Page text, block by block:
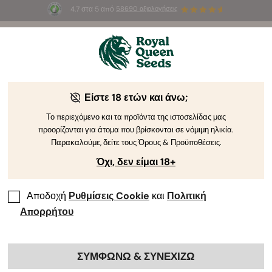
4.7 στα 5 από 58690 αξιολογήσεις
Summer Sales : Έως και -50%
προϊόντα! ⏤
The RQS Blog
Blog για το Lifestyle της Κάνναβης Pikilíes kai
Είστε 18 ετών και άνω;
Το περιεχόμενο και τα προϊόντα της ιστοσελίδας μας
προορίζονται για άτομα που βρίσκονται σε νόμιμη ηλικία.
Παρακαλούμε, δείτε τους Όρους & Προϋποθέσεις.
Όχι, δεν είμαι 18+
Αποδοχή Ρυθμίσεις Cookie και Πολιτική
Απορρήτου
ΣΥΜΦΩΝΩ & ΣΥΝΕΧΙΖΩ